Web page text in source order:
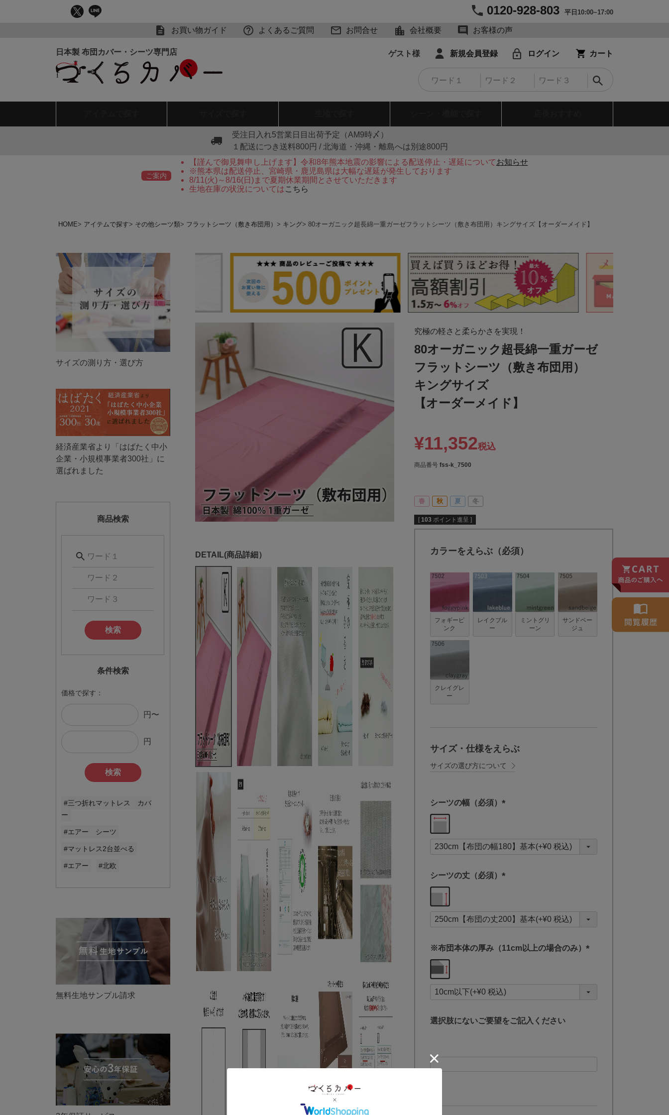
0120-928-803 平日10:00~17:00
お買い物ガイド よくあるご質問 お問合せ 会社概要 お客様の声
ゲスト様 新規会員登録 ログイン カート
受注日入れ5営業日目出荷予定（AM9時〆）
１配送につき送料800円 / 北海道・沖縄・離島へは別途800円
ご案内
【謹んで御見舞申し上げます】令和8年熊本地震の影響による配送停止・遅延についてお知らせ
※熊本県は配送停止、宮崎県・鹿児島県は大幅な遅延が発生しております
8/11(火)～8/16(日)まで夏期休業期間とさせていただきます
生地在庫の状況についてはこちら
HOME アイテムで探す その他シーツ類 フラットシーツ（敷き布団用） キング 80オーガニック超長綿一重ガーゼフラットシーツ（敷き布団用）キングサイズ【オーダーメイド】
サイズの測り方・選び方
経済産業省より「はばたく中小
企業・小規模事業者300社」に
選ばれました
商品検索
検索
条件検索
価格で探す：
円〜
円
検索
#三つ折れマットレス カバ
ー
#エアー シーツ
#マットレス2台並べる
#エアー #北欧
無料生地サンプル請求
究極の軽さと柔らかさを実現！
80オーガニック超長綿一重ガーゼ
フラットシーツ（敷き布団用）
キングサイズ
【オーダーメイド】
¥11,352税込
商品番号 fss-k_7500
春 秋 夏 冬
[ 103 ポイント進呈 ]
カラーをえらぶ（必須）
フォギーピ
ンク
レイクブル
ー
ミントグリ
ーン
サンドベー
ジュ
クレイグレ
ー
サイズ・仕様をえらぶ
サイズの選び方について
シーツの幅（必須）
須
)
シーツの丈（必須）
須
)
※布団本体の厚み（11cm以上の場合のみ）
須
選択肢にないご要望をご記入ください